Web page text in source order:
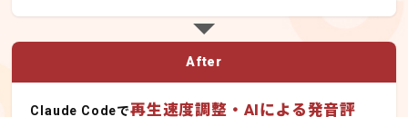
After
Claude Codeで再生速度調整・AIによる発音評